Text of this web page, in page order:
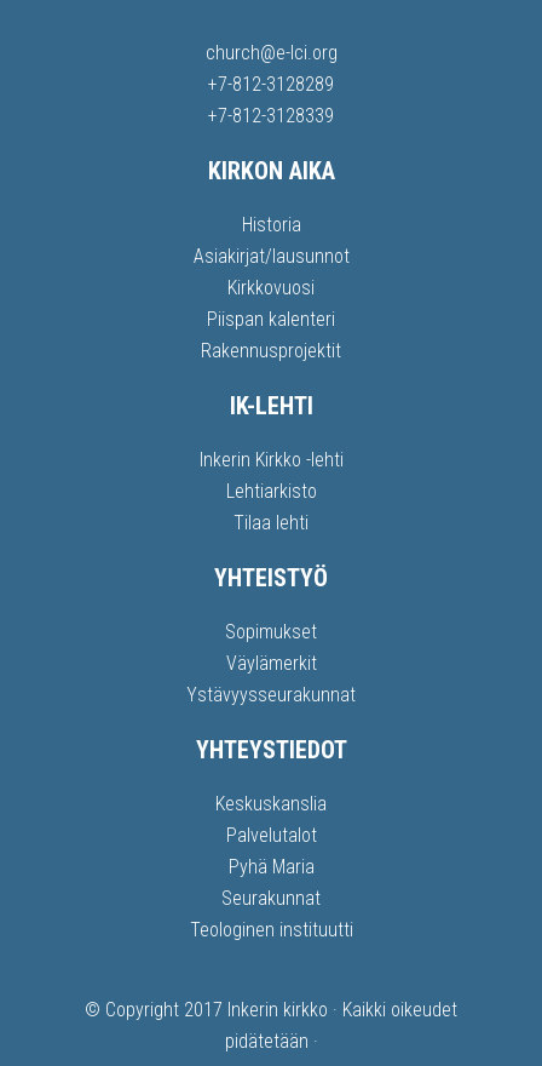
church@e-lci.org
+7-812-3128289
+7-812-3128339
KIRKON AIKA
Historia
Asiakirjat/lausunnot
Kirkkovuosi
Piispan kalenteri
Rakennusprojektit
IK-LEHTI
Inkerin Kirkko -lehti
Lehtiarkisto
Tilaa lehti
YHTEISTYÖ
Sopimukset
Väylämerkit
Ystävyysseurakunnat
YHTEYSTIEDOT
Keskuskanslia
Palvelutalot
Pyhä Maria
Seurakunnat
Teologinen instituutti
© Copyright 2017 Inkerin kirkko · Kaikki oikeudet
pidätetään ·